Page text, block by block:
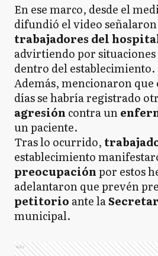
En ese marco, desde el
difundió el video
trabajadores del
advirtiendo por situaciones
dentro del establecimiento.
Además, mencionaron
días se habría registrado
agresión contra un
un paciente.
Tras lo ocurrido,
establecimiento
preocupaciónpor estos
adelantaron que prevén
petitorio ante la
municipal.
Ads